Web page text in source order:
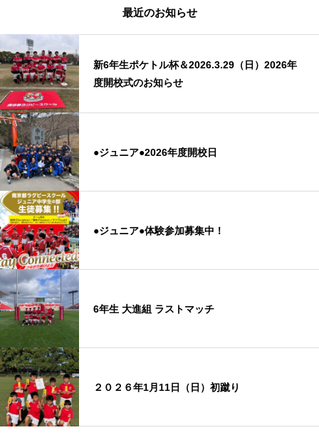
最近のお知らせ
新6年生ポケトル杯＆2026.3.29（日）2026年
度開校式のお知らせ
●ジュニア●2026年度開校日
●ジュニア●体験参加募集中！
6年生 大進組 ラストマッチ
２０２６年1月11日（日）初蹴り